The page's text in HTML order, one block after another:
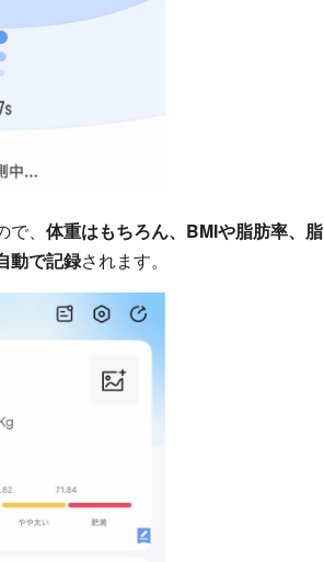
、 体重はもちろん、BMIや脂肪率、脂
動で記録されます。